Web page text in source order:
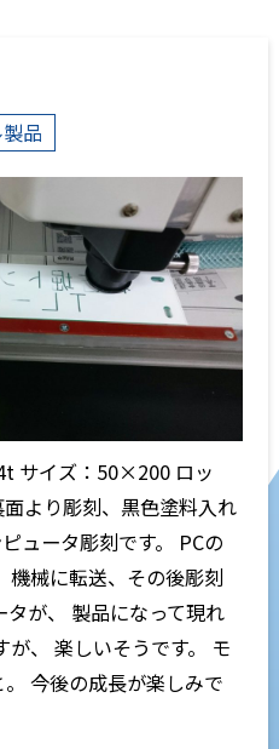
品
サイズ：50×200 ロッ
より彫刻、黒色塗料入れ
ュータ彫刻です。 PCの
機械に転送、その後彫刻
タが、 製品になって現れ
、 楽しいそうです。 モ
今後の成長が楽しみで